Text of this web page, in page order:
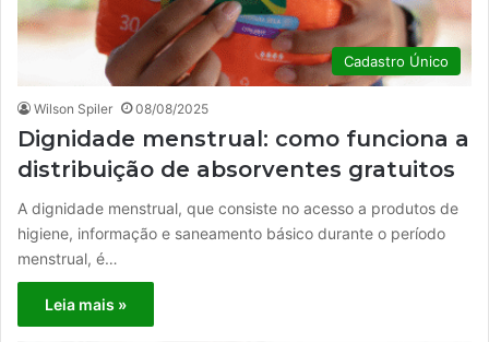
Cadastro Único
Wilson Spiler 08/08/2025
Dignidade menstrual: como funciona a
distribuição de absorventes gratuitos
A dignidade menstrual, que consiste no acesso a produtos de
higiene, informação e saneamento básico durante o período
menstrual, é…
Leia mais »